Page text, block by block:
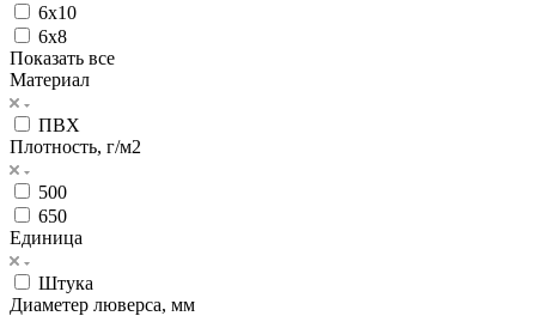
6х10
6х8
Показать все
Материал
ПВХ
Плотность, г/м2
500
650
Единица
Штука
Диаметер люверса, мм